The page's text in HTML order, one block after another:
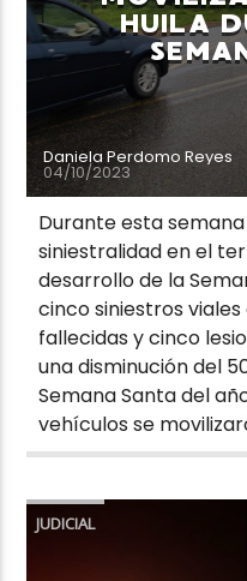
HUILA
Daniela Perdomo Reyes
04/10/2023
Durante esta
siniestralidad en el
desarrollo de la
cinco siniestros
fallecidas y cinco
una disminución del
Semana Santa del
vehículos se
JUDICIAL